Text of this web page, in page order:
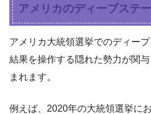
アメリカのディープステ
アメリカ大統領選挙でのディー
結果を操作する隠れた勢力が関
まれます。
例えば、2020年の大統領選挙に